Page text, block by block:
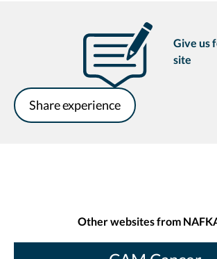
Give us
site
Share experience
Other websites from